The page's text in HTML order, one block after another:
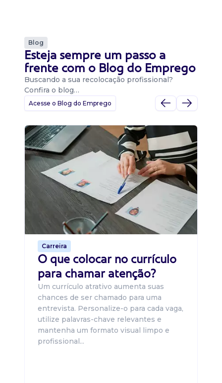
Blog
Esteja sempre um passo a
frente com o Blog do Emprego
Buscando a sua recolocação profissional?
Confira o blog…
Acesse o Blog do Emprego
Carreira
O que colocar no currículo
para chamar atenção?
Um currículo atrativo aumenta suas
chances de ser chamado para uma
entrevista. Personalize-o para cada vaga,
utilize palavras-chave relevantes e
mantenha um formato visual limpo e
profissional...